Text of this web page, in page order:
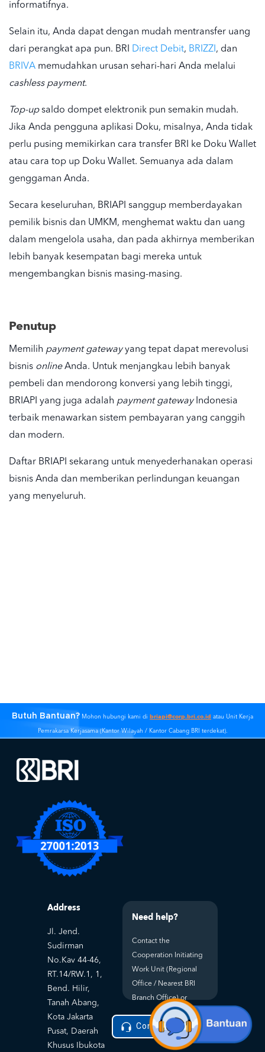
informatifnya.
Selain itu, Anda dapat dengan mudah mentransfer uang
dari perangkat apa pun. BRI
Direct Debit, BRIZZI , dan
BRIVA memudahkan urusan sehari-hari Anda melalui
cashless payment.
Top-upsaldo dompet elektronik pun semakin mudah.
Jika Anda pengguna aplikasi Doku, misalnya, Anda tidak
perlu pusing memikirkan cara transfer BRI ke Doku Wallet
atau cara top up Doku Wallet. Semuanya ada dalam
genggaman Anda.
Secara keseluruhan, BRIAPI sanggup memberdayakan
pemilik bisnis dan UMKM, menghemat waktu dan uang
dalam mengelola usaha, dan pada akhirnya memberikan
lebih banyak kesempatan bagi mereka untuk
mengembangkan bisnis masing-masing.
Penutup
Memilih payment gatewayyang tepat dapat merevolusi
bisnis onlineAnda. Untuk menjangkau lebih banyak
pembeli dan mendorong konversi yang lebih tinggi,
BRIAPI yang juga adalah payment gatewayIndonesia
terbaik menawarkan sistem pembayaran yang canggih
dan modern.
Daftar BRIAPI sekarang untuk menyederhanakan operasi
bisnis Anda dan memberikan perlindungan keuangan
yang menyeluruh.
Butuh Bantuan? Mohon hubungi kami di briapi@corp.bri.co.id atau Unit Kerja
Pemrakarsa Kerjasama (Kantor Wilayah / Kantor Cabang BRI terdekat).
Address
Jl. Jend.
Sudirman
No.Kav 44-46,
RT.14/RW.1, 1,
Bend. Hilir,
Tanah Abang,
Kota Jakarta
Pusat, Daerah
Khusus Ibukota
Need help?
Contact the
Cooperation Initiating
Work Unit (Regional
Office / Nearest BRI
Branch Office) or
Contact Helpdesk